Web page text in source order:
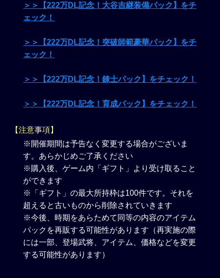
＞＞【222万DL記念！大谷吉継装備パック】をチ
ェック！
＞＞【222万DL記念！突破師範豪華パック】をチ
ェック！
＞＞【222万DL記念！錬士パック】をチェック！
＞＞【222万DL記念！育成パック】をチェック！
【注意事項】
※開催期間は予告なく変更する場合がございま
す。あらかじめご了承ください
※購入後、ゲーム内「ギフト」より受け取ること
ができます
※「ギフト」の最大所持枠は100件です。それを
超えると古いものから削除されていきます
※今後、時期をあらためて同等の内容のアイテム
パックを再販する可能性があります（再実施の際
には一部、登場武将、アイテム、価格などを変更
する可能性があります）